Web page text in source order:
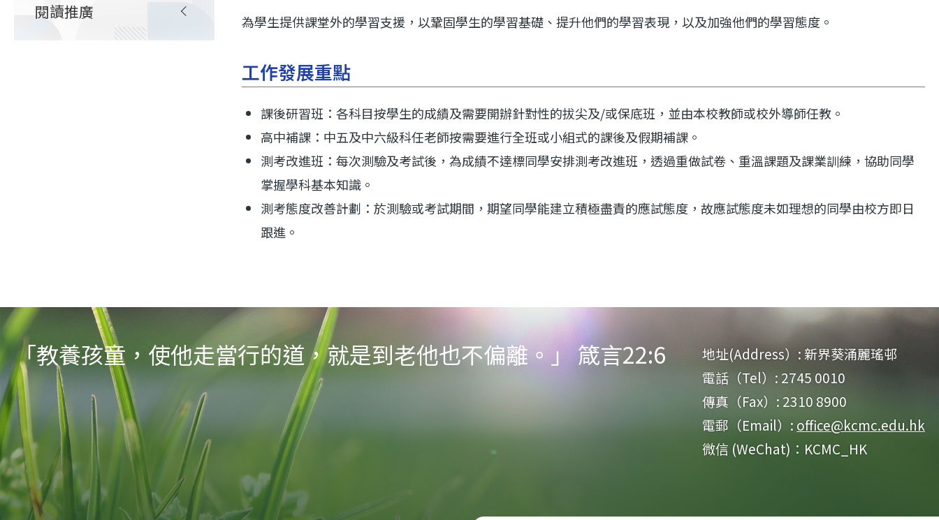
為學生提供課堂外的學習支援，以鞏固學生的學習基礎、提升他們的學習表現，以及加強他們的學習態度。
工作發展重點
課後研習班：各科目按學生的成績及需要開辦針對性的拔尖及/或保底班，並由本校教師或校外導師任教。
高中補課：中五及中六級科任老師按需要進行全班或小組式的課後及假期補課。
測考改進班：每次測驗及考試後，為成績不達標同學安排測考改進班，透過重做試卷、重溫課題及課業訓練，協助同學
掌握學科基本知識。
測考態度改善計劃：於測驗或考試期間，期望同學能建立積極盡責的應試態度，故應試態度未如理想的同學由校方即日
跟進。
閱讀推廣
「教養孩童，使他走當行的道，就是到老他也不偏離。」 箴言22:6 地址(Address）: 新界葵涌麗瑤邨
電話（Tel）: 2745 0010
傳真（Fax）: 2310 8900
電郵（Email）: office@kcmc.edu.hk
微信 (WeChat)：KCMC_HK